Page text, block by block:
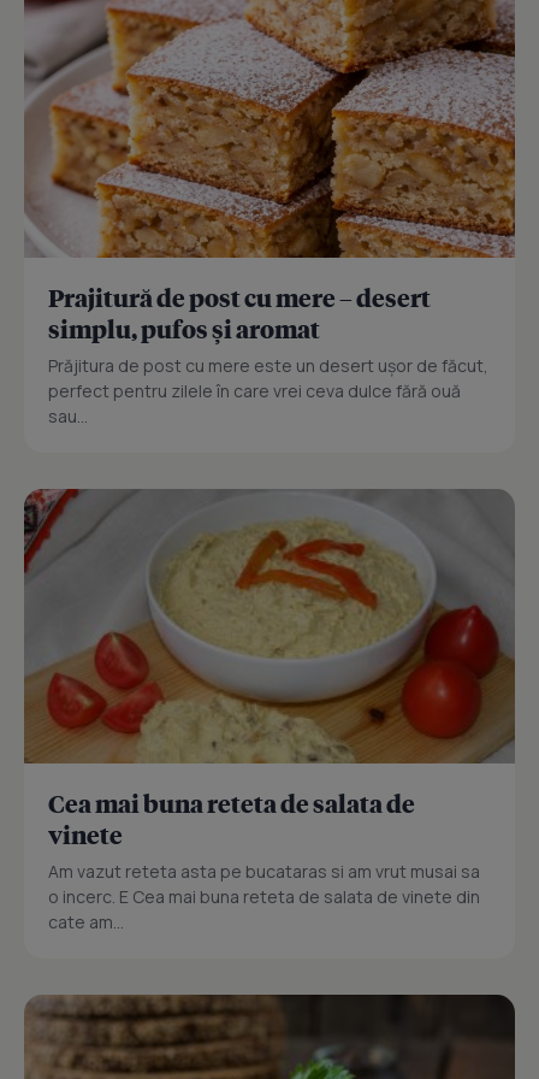
Prajitură de post cu mere – desert
simplu, pufos și aromat
Prăjitura de post cu mere este un desert ușor de făcut,
perfect pentru zilele în care vrei ceva dulce fără ouă
sau...
Cea mai buna reteta de salata de
vinete
Am vazut reteta asta pe bucataras si am vrut musai sa
o incerc. E Cea mai buna reteta de salata de vinete din
cate am...